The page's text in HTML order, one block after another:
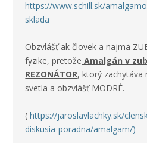
https://www.schill.sk/
sklada
Obzvlášť ak človek a najmä
fyzike, pretože Amalgán v
REZONÁTOR, ktorý zachytáva
svetla a obzvlášťMODRÉ.
(https://jaroslavlachky.sk/
diskusia-poradna/amalgam/)